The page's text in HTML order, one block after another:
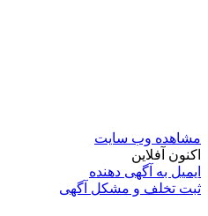
وب سایت
آفلاین
به آگهی دهنده
تخلف و مشکل آگهی